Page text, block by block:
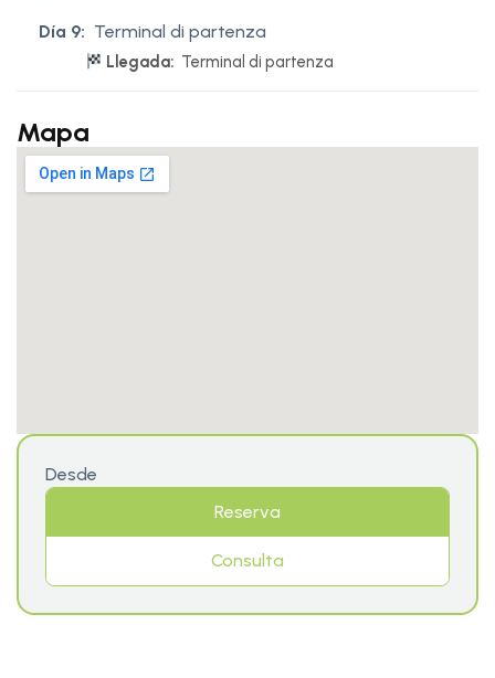
Día 9: Terminal di partenza
Llegada: Terminal di partenza
Mapa
Desde
Reserva
Consulta